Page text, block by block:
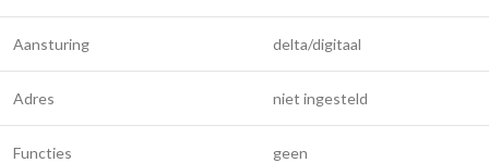
Aansturing delta/digitaal
Adres niet ingesteld
Functies geen